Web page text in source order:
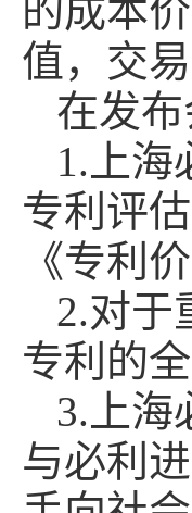
的成本
值，交
在发
1.上海
专利评
《专利
2.对于
专利的
3.上海
与必利